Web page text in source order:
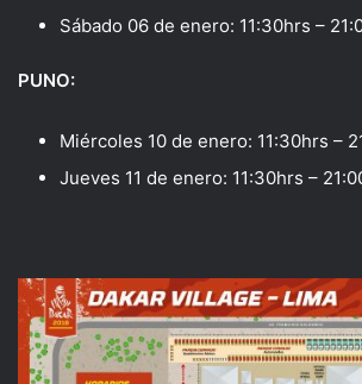
Sábado 06 de enero: 11:30hrs –
PUNO:
Miércoles 10 de enero: 11:30hrs –
Jueves 11 de enero: 11:30hrs –